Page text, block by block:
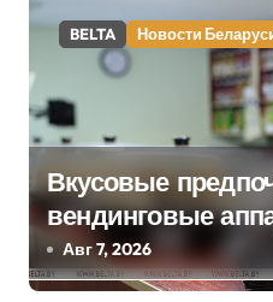
а
ц
и
я
п
о
BELTA Новости
Вкусовые
вендинговые
Минобразования
школьном
Авг 7, 2026